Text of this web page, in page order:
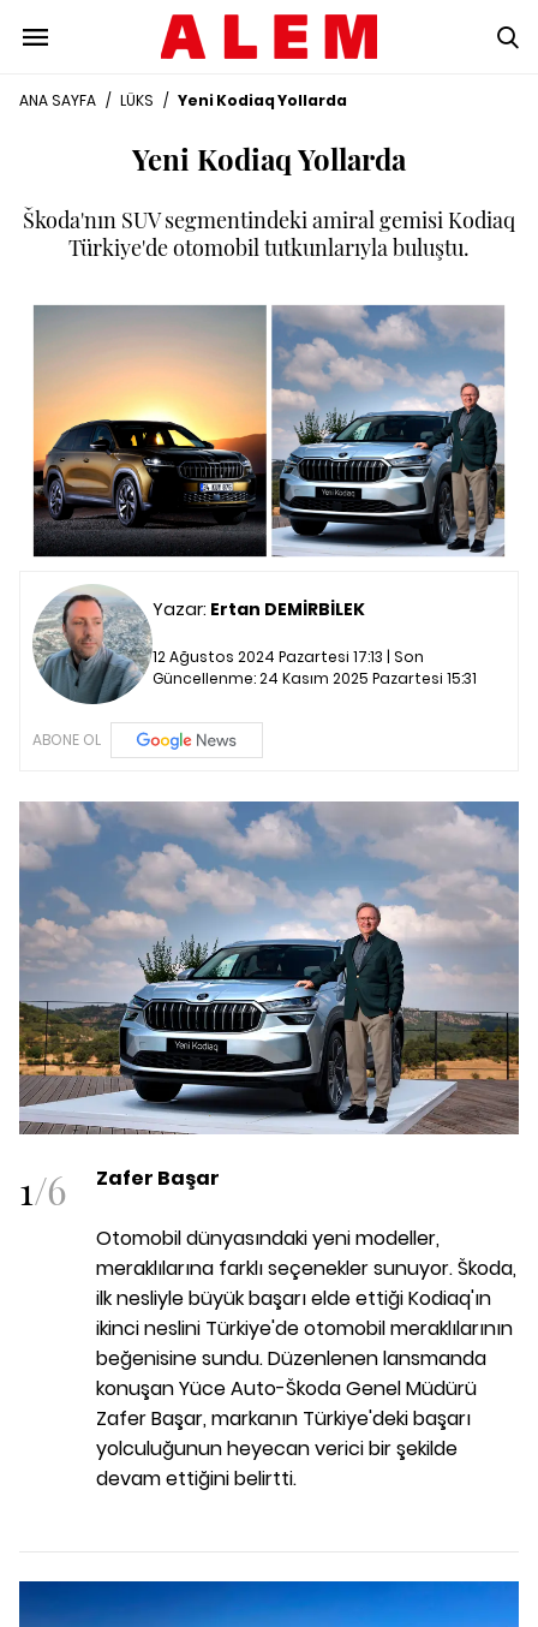
ANA SAYFA / LÜKS / Yeni Kodiaq Yollarda
Yeni Kodiaq Yollarda
Škoda'nın SUV segmentindeki amiral gemisi Kodiaq
Türkiye'de otomobil tutkunlarıyla buluştu.
Yazar: Ertan DEMİRBİLEK
12 Ağustos 2024 Pazartesi 17:13 | Son
Güncellenme:24 Kasım 2025 Pazartesi 15:31
ABONE OL
1/6 Zafer Başar
Otomobil dünyasındaki yeni modeller,
meraklılarına farklı seçenekler sunuyor. Škoda,
ilk nesliyle büyük başarı elde ettiği Kodiaq'ın
ikinci neslini Türkiye'de otomobil meraklılarının
beğenisine sundu. Düzenlenen lansmanda
konuşanYüce Auto-Škoda Genel Müdürü
Zafer Başar, markanın Türkiye'deki başarı
yolculuğunun heyecan verici bir şekilde
devam ettiğini belirtti.